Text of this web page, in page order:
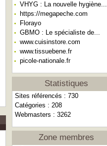
VHYG : La nouvelle hygiène...
https://megapeche.com
Florayo
GBMO : Le spécialiste de...
www.cuisinstore.com
www.tissuebene.fr
picole-nationale.fr
Statistiques
Sites référencés : 730
Catégories : 208
Webmasters : 3262
Zone membres